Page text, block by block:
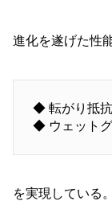
進化を遂げた性
◆ 転がり抵
◆ ウェット
を実現している。